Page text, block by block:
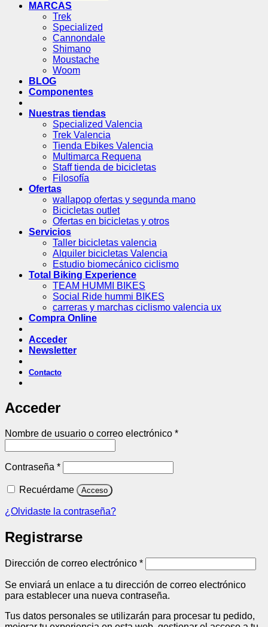
MARCAS
Trek
Specialized
Cannondale
Shimano
Moustache
Woom
BLOG
Componentes
Nuestras tiendas
Specialized Valencia
Trek Valencia
Tienda Ebikes Valencia
Multimarca Requena
Staff tienda de bicicletas
Filosofía
Ofertas
wallapop ofertas y segunda mano
Bicicletas outlet
Ofertas en bicicletas y otros
Servicios
Taller bicicletas valencia
Alquiler bicicletas Valencia
Estudio biomecánico ciclismo
Total Biking Experience
TEAM HUMMI BIKES
Social Ride hummi BIKES
carreras y marchas ciclismo valencia ux
Compra Online
Acceder
Newsletter
Contacto
Acceder
Nombre de usuario o correo electrónico *Obligatorio
Contraseña *Obligatorio
Recuérdame Acceso
¿Olvidaste la contraseña?
Registrarse
Dirección de correo electrónico *Obligatorio
Se enviará un enlace a tu dirección de correo electrónico
para establecer una nueva contraseña.
Tus datos personales se utilizarán para procesar tu pedido,